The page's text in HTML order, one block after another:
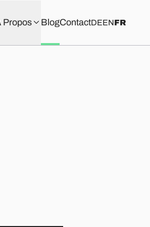
Propos BlogContactDEENFR